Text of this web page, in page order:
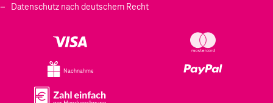
Datenschutz nach deutschem Recht
Nachnahme